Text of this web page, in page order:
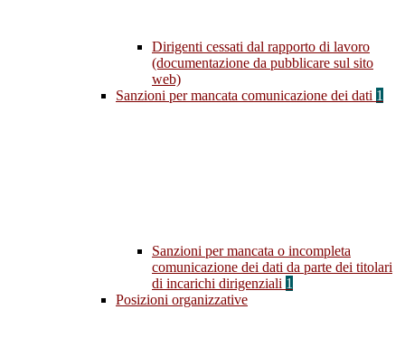
Dirigenti cessati dal rapporto di lavoro
(documentazione da pubblicare sul sito
web)
Sanzioni per mancata comunicazione dei dati 1
Sanzioni per mancata o incompleta
comunicazione dei dati da parte dei titolari
di incarichi dirigenziali 1
Posizioni organizzative